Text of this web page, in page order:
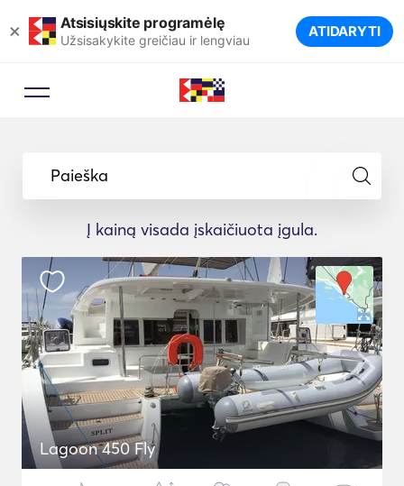
× Atsisiųskite programėlę
Užsisakykite greičiau ir lengviau ATIDARYTI
Paieška
Į kainą visada įskaičiuota įgula.
Lagoon 450 Fly